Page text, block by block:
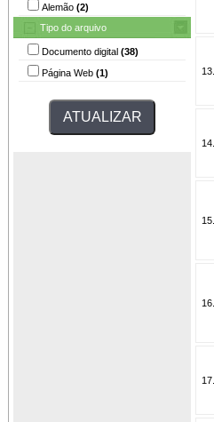
Alemão (2)
Tipo do arquivo
Documento digital (38)
Página Web (1) 13.
14.
15.
16.
17.